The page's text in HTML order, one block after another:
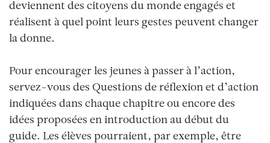
deviennent des citoyens du monde engagés et
réalisent à quel point leurs gestes peuvent changer
la donne.
Pour encourager les jeunes à passer à l’action,
servez-vous des Questions de réflexion et d’action
indiquées dans chaque chapitre ou encore des
idées proposées en introduction au début du
guide. Les élèves pourraient, par exemple, être